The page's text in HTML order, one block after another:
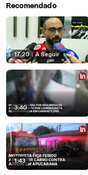
Recomendado
17:20 | A Seguir
3:40
1:43